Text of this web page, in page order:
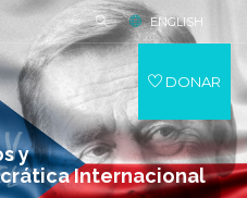
y
Internacional
ENGLISH
DONAR